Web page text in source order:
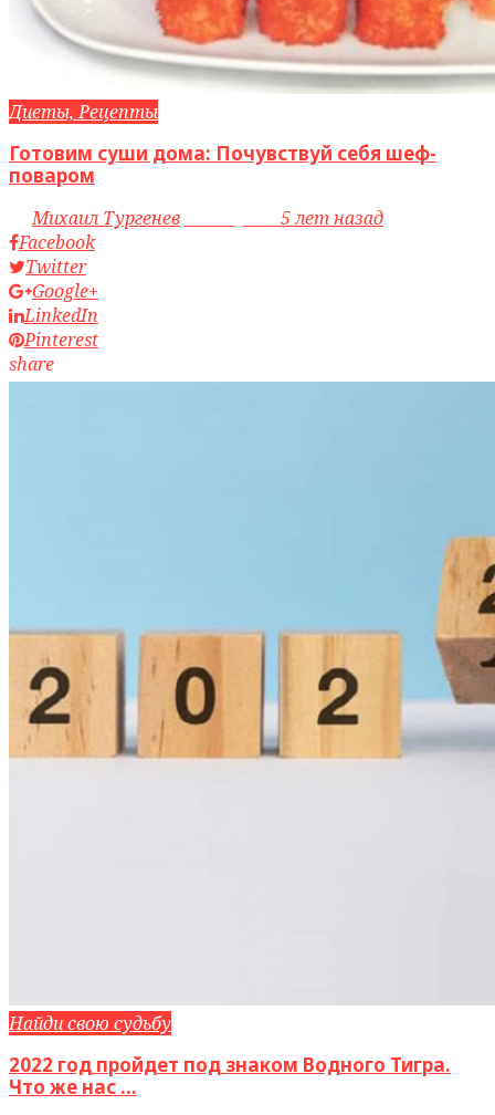
Диеты, Рецепты
Готовим суши дома: Почувствуй себя шеф-
поваром
byМихаил Тургенев
5 лет назад
Facebook
Twitter
Google+
LinkedIn
Pinterest
share
Найди свою судьбу
2022 год пройдет под знаком Водного Тигра.
Что же нас ...